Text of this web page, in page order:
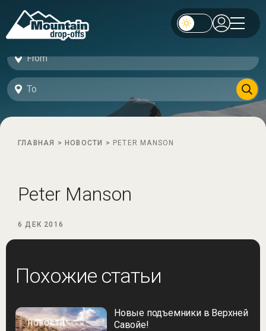
ГЛАВНАЯ > НОВОСТИ > PETER MANSON
Peter Manson
6 ДЕК 2016
Похожие статьи
НОВОСТИ
Новые подъемники в Верхней
Савойе!